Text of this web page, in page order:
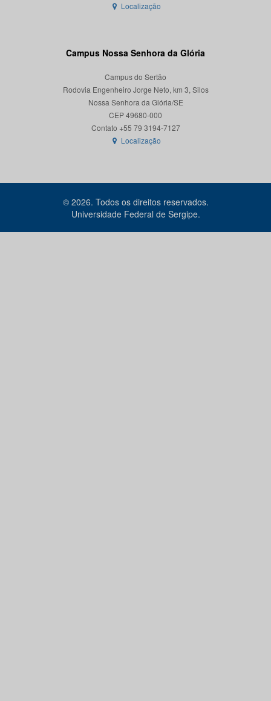
Localização
Campus Nossa Senhora da Glória
Campus do Sertão
Rodovia Engenheiro Jorge Neto, km 3, Silos
Nossa Senhora da Glória/SE
CEP 49680-000
Contato +55 79 3194-7127
Localização
© 2026. Todos os direitos reservados.
Universidade Federal de Sergipe.